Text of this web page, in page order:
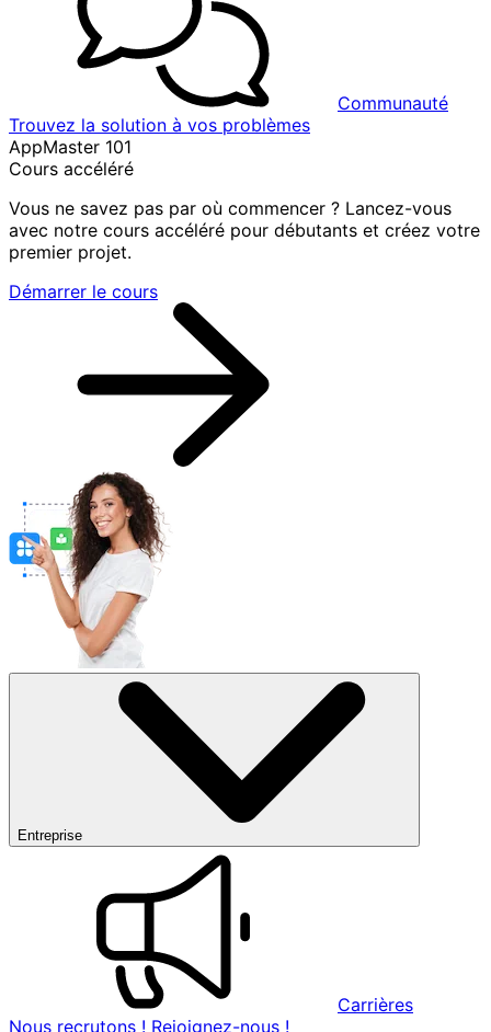
Communauté
Trouvez la solution à vos problèmes
AppMaster 101
Cours accéléré
Vous ne savez pas par où commencer ? Lancez-vous
avec notre cours accéléré pour débutants et créez votre
premier projet.
Démarrer le cours
Entreprise
Carrières
Nous recrutons ! Rejoignez-nous !